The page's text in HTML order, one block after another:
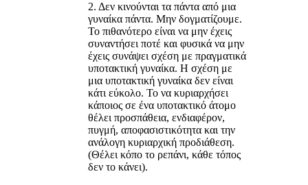
2. Δεν κινούνται τα πάντα από μια
γυναίκα πάντα. Μην δογματίζουμε.
Το πιθανότερο είναι να μην έχεις
συναντήσει ποτέ και φυσικά να μην
έχεις συνάψει σχέση με πραγματικά
υποτακτική γυναίκα. Η σχέση με
μια υποτακτική γυναίκα δεν είναι
κάτι εύκολο. Το να κυριαρχήσει
κάποιος σε ένα υποτακτικό άτομο
θέλει προσπάθεια, ενδιαφέρον,
πυγμή, αποφασιστικότητα και την
ανάλογη κυριαρχική προδιάθεση.
(Θέλει κόπο το ρεπάνι, κάθε τόπος
δεν το κάνει).